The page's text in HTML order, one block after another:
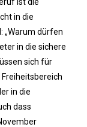
in die
„Warum dürfen
in die sichere
sich für
in die
dass